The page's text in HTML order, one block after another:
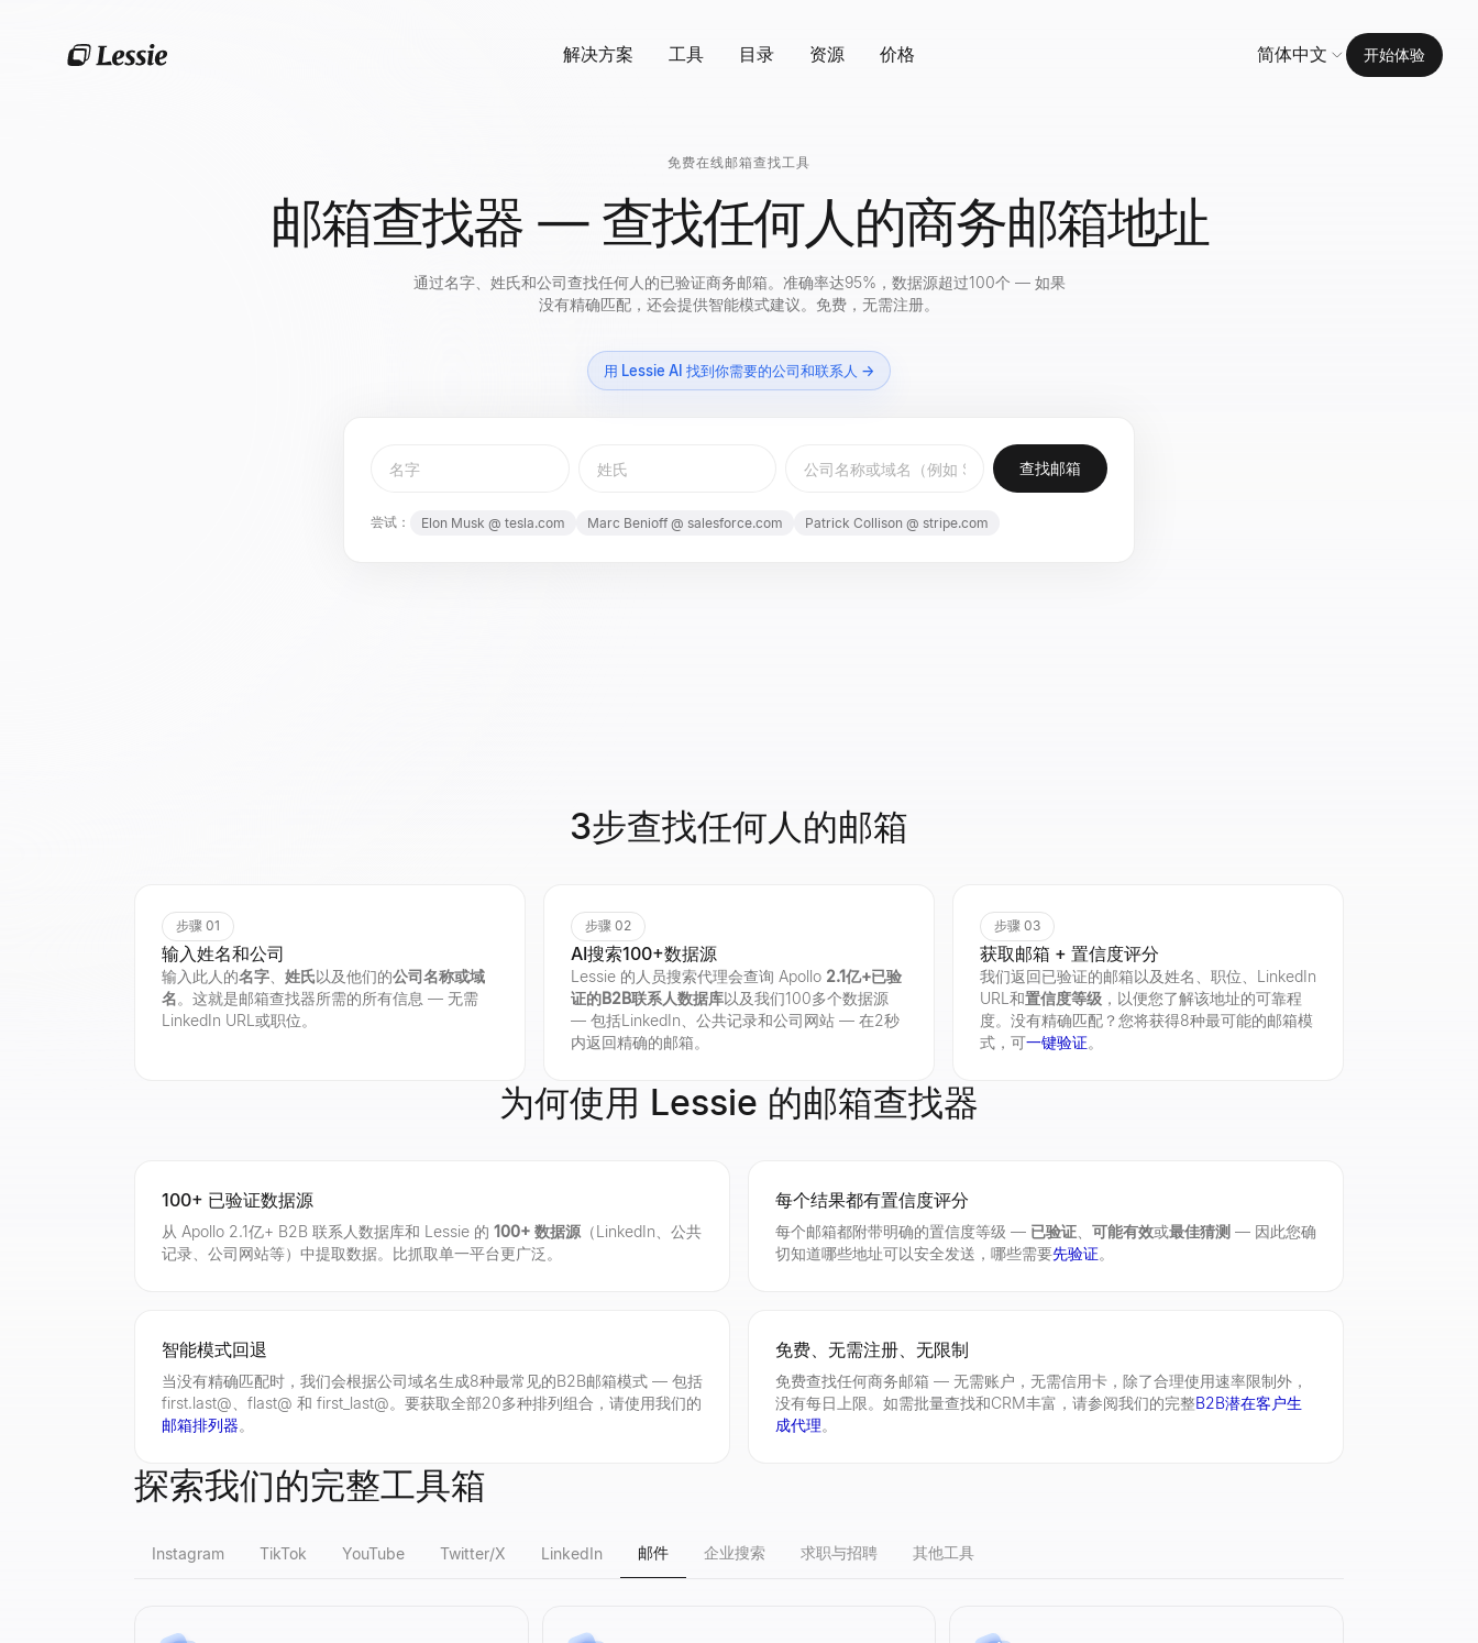
解决方案 工具 目录 资源 价格 简体中文 开始体验
免费在线邮箱查找工具
邮箱查找器 — 查找任何人的商务邮箱地址
通过名字、姓氏和公司查找任何人的已验证商务邮箱。准确率达95%，数据源超过100个 — 如果
没有精确匹配，还会提供智能模式建议。免费，无需注册。
用 Lessie AI 找到你需要的公司和联系人 →
查找邮箱
尝试： Elon Musk @ tesla.com Marc Benioff @ salesforce.com Patrick Collison @ stripe.com
3步查找任何人的邮箱
步骤 01
输入姓名和公司
输入此人的名字 姓氏以及他们的公司名称或域
名。这就是邮箱查找器所需的所有信息 — 无需
LinkedIn URL或职位。
步骤 02
AI搜索100+数据源
Lessie 的人员搜索代理会查询 Apollo 2.1亿+已验
证的B2B联系人数据库以及我们100多个数据源
— 包括LinkedIn、公共记录和公司网站 — 在2秒
内返回精确的邮箱。
步骤 03
获取邮箱 + 置信度评分
我们返回已验证的邮箱以及姓名、职位、LinkedIn
URL和置信度等级 ，以便您了解该地址的可靠程
度。没有精确匹配？您将获得8种最可能的邮箱模
式，可一键验证。
为何使用 Lessie 的邮箱查找器
100+ 已验证数据源
从 Apollo 2.1亿+ B2B 联系人数据库和 Lessie 的 100+ 数据源 （LinkedIn、公共
记录、公司网站等）中提取数据。比抓取单一平台更广泛。
每个结果都有置信度评分
每个邮箱都附带明确的置信度等级 — 已验证 可能有效或最佳猜测 — 因此您确
切知道哪些地址可以安全发送，哪些需要先验证。
智能模式回退
当没有精确匹配时，我们会根据公司域名生成8种最常见的B2B邮箱模式 — 包括
first.last@、flast@ 和 first_last@。要获取全部20多种排列组合，请使用我们的
邮箱排列器。
免费、无需注册、无限制
免费查找任何商务邮箱 — 无需账户，无需信用卡，除了合理使用速率限制外，
没有每日上限。如需批量查找和CRM丰富，请参阅我们的完整B2B潜在客户生
成代理。
探索我们的完整工具箱
Instagram TikTok YouTube Twitter/X LinkedIn 邮件 企业搜索 求职与招聘 其他工具